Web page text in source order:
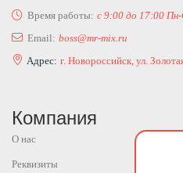
Время работы: с 9:00 до 17:00
Email: boss@mr-mix.ru
Адрес: г. Новороссийск, ул.
Компания
О нас
Реквизиты